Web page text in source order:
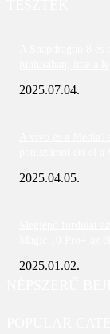
2025.07.04.
2025.04.05.
2025.01.02.